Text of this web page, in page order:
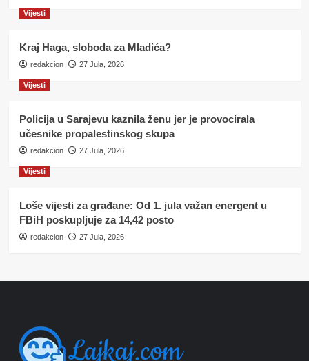
Vijesti
Kraj Haga, sloboda za Mladića?
redakcion 27 Jula, 2026
Vijesti
Policija u Sarajevu kaznila ženu jer je provocirala
učesnike propalestinskog skupa
redakcion 27 Jula, 2026
Vijesti
Loše vijesti za građane: Od 1. jula važan energent u
FBiH poskupljuje za 14,42 posto
redakcion 27 Jula, 2026